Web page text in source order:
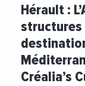
#Innovation
#StartUp
Hérault :
structures
Créalia’s